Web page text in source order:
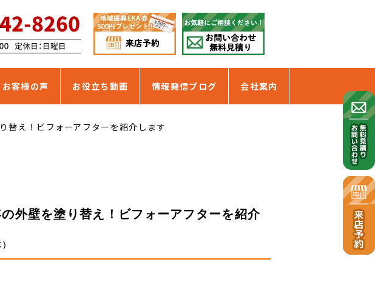
客様の声 お役立ち動画 情報発信ブログ 会社案内
替え！ビフォーアフターを紹介します
外壁を塗り替え！ビフォーアフターを紹介
)